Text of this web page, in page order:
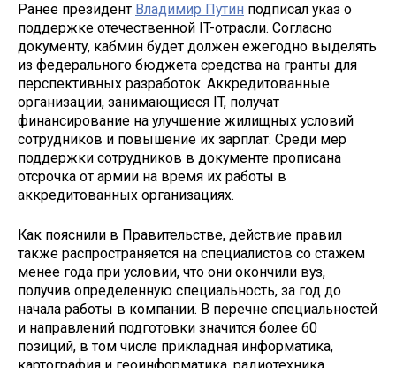
Ранее президент Владимир Путин подписал указ о
поддержке отечественной IT-отрасли. Согласно
документу, кабмин будет должен ежегодно выделять
из федерального бюджета средства на гранты для
перспективных разработок. Аккредитованные
организации, занимающиеся IT, получат
финансирование на улучшение жилищных условий
сотрудников и повышение их зарплат. Среди мер
поддержки сотрудников в документе прописана
отсрочка от армии на время их работы в
аккредитованных организациях.
Как пояснили в Правительстве, действие правил
также распространяется на специалистов со стажем
менее года при условии, что они окончили вуз,
получив определенную специальность, за год до
начала работы в компании. В перечне специальностей
и направлений подготовки значится более 60
позиций, в том числе прикладная информатика,